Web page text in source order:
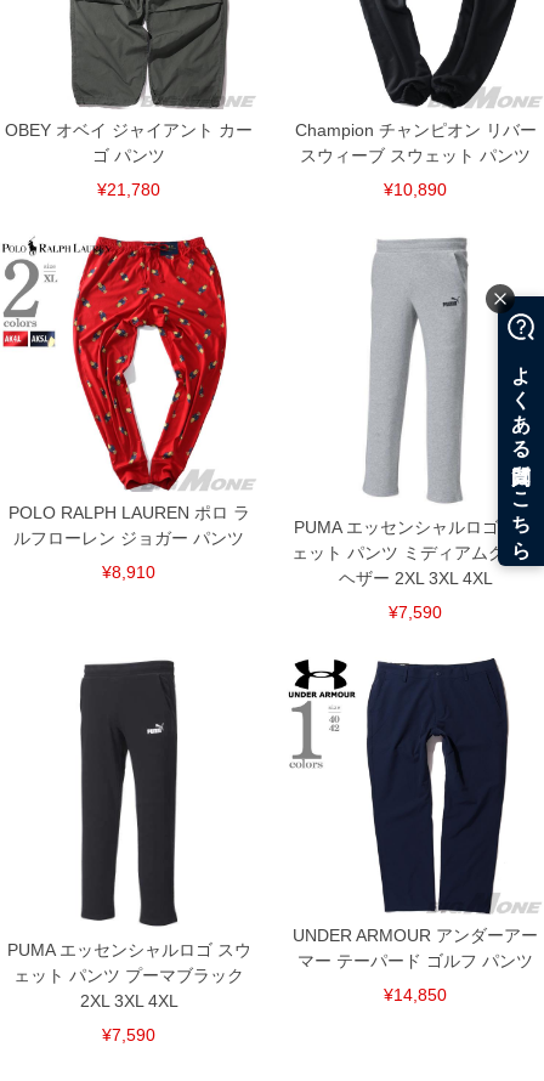
COLOR VARIATION
OBEY オベイ ジャイアント カー
ゴ パンツ
¥21,780
Champion チャンピオン リバー
スウィーブ スウェット パンツ
¥10,890
POLO RALPH LAUREN ポロ ラ
ルフローレン ジョガー パンツ
¥8,910
PUMA エッセンシャルロゴ スウ
ェット パンツ ミディアムグレー
ヘザー 2XL 3XL 4XL
¥7,590
PUMA エッセンシャルロゴ スウ
ェット パンツ プーマブラック
2XL 3XL 4XL
¥7,590
UNDER ARMOUR アンダーアー
マー テーパード ゴルフ パンツ
¥14,850